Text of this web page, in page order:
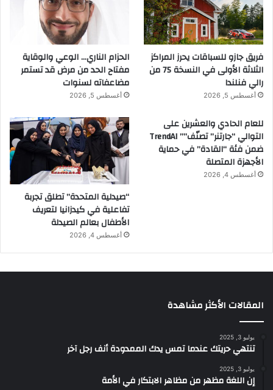
فريق جازو للسباقات يحرز المراكز
الثلاثة الأولى في النسخة 75 من
رالي فنلندا
أغسطس 5, 2026
الحزام الناري… الوعي والوقاية
مفتاح الحد من مرض قد تستمر
مضاعفاته لسنوات
أغسطس 5, 2026
للعام الحادي والعشرين على
التوالي “جارتنر” تصنّف”” TrendAI
ضمن فئة “القادة” في حماية
الأجهزة المتصلة
أغسطس 4, 2026
“صيدلية المتحدة” تطلق تجربة
تفاعلية في كيدزانيا لتعريف
الأطفال بعالم الصيدلة
أغسطس 4, 2026
المقالات الأكثر مشاهدة
يوليو 3, 2025
تنتهي حريتك عندما تمس يدك الممدودة أنف رجل آخر
يوليو 3, 2025
إن اللغة مظهر من مظاهر الابتكار في الأمة